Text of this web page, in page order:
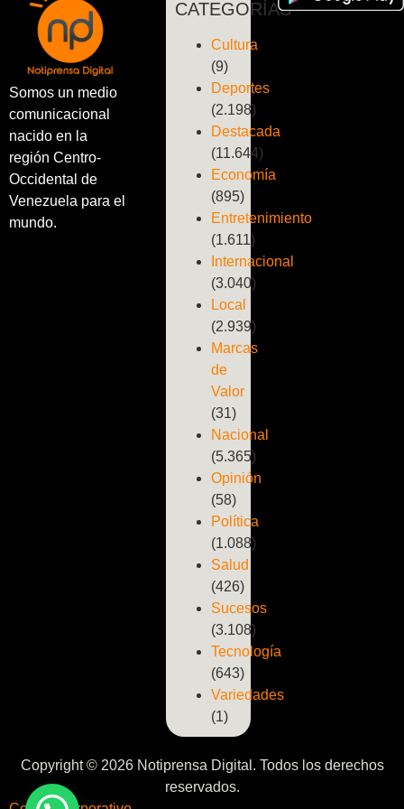
Somos un medio
comunicacional
nacido en la
región Centro-
Occidental de
Venezuela para el
mundo.
CATEGORÍAS
Cultura
(9)
Deportes
(2.198)
Destacada
(11.644)
Economía
(895)
Entretenimiento
(1.611)
Internacional
(3.040)
Local
(2.939)
Marcas
de
Valor
(31)
Nacional
(5.365)
Opinión
(58)
Política
(1.088)
Salud
(426)
Sucesos
(3.108)
Tecnología
(643)
Variedades
(1)
Copyright © 2026 Notiprensa Digital. Todos los derechos
reservados.